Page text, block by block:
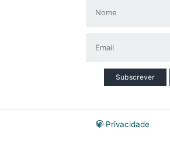
Subscrever
Privacidade